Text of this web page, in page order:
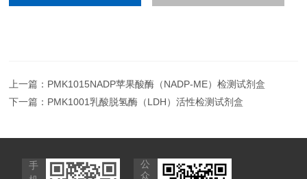
上一篇： PMK1015NADP苹果酸酶（NADP-ME）检测试剂盒
下一篇： PMK1001乳酸脱氢酶（LDH）活性检测试剂盒
手
公
众